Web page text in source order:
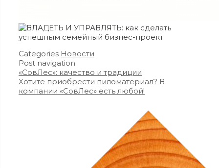
Categories Новости
Post navigation
«СовЛес»: качество и традиции
Хотите приобрести пиломатериал? В
компании «СовЛес» есть любой!